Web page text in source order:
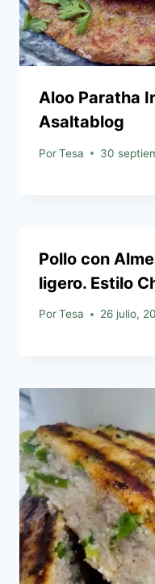
Aloo Paratha
Asaltablog
PorTesa 30
Pollo con
ligero. Estilo
PorTesa 26 julio,